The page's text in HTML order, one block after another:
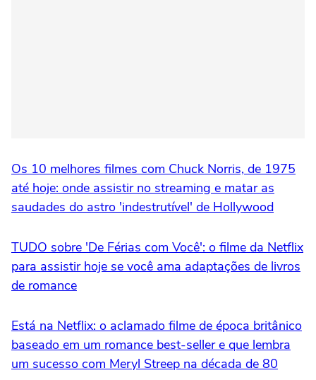
Os 10 melhores filmes com Chuck Norris, de 1975
até hoje: onde assistir no streaming e matar as
saudades do astro 'indestrutível' de Hollywood
TUDO sobre 'De Férias com Você': o filme da Netflix
para assistir hoje se você ama adaptações de livros
de romance
Está na Netflix: o aclamado filme de época britânico
baseado em um romance best-seller e que lembra
um sucesso com Meryl Streep na década de 80